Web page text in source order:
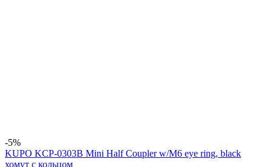
-5%
KUPO KCP-0303B Mini Half Coupler w/M6 eye ring, black
хомут с кольцом